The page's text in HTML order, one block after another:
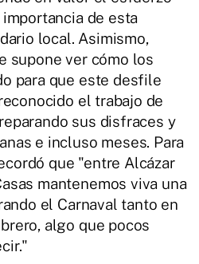
de esta
local. Asimismo,
supone ver cómo los
para que este desfile
el trabajo de
sus disfraces y
e incluso meses. Para
que "entre Alcázar
mantenemos viva una
el Carnaval tanto en
algo que pocos